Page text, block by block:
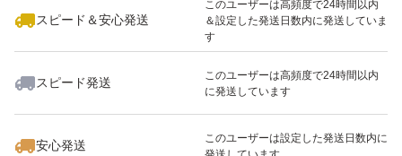
スピード＆安心発送
このユーザーは高頻度で24時間以内
＆設定した発送日数内に発送していま
す
スピード発送
このユーザーは高頻度で24時間以内
に発送しています
安心発送
このユーザーは設定した発送日数内に
いいね！
4,599